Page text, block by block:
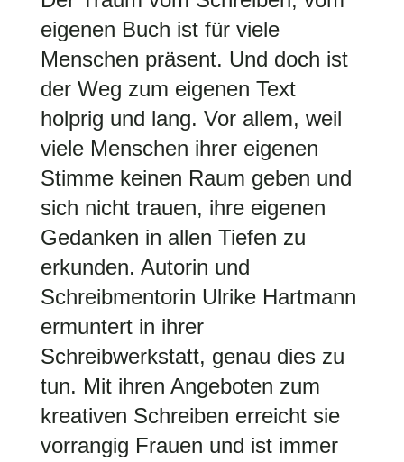
eigenen Buch ist für viele
Menschen präsent. Und doch ist
der Weg zum eigenen Text
holprig und lang. Vor allem, weil
viele Menschen ihrer eigenen
Stimme keinen Raum geben und
sich nicht trauen, ihre eigenen
Gedanken in allen Tiefen zu
erkunden. Autorin und
Schreibmentorin Ulrike Hartmann
ermuntert in ihrer
Schreibwerkstatt, genau dies zu
tun. Mit ihren Angeboten zum
kreativen Schreiben erreicht sie
vorrangig Frauen und ist immer